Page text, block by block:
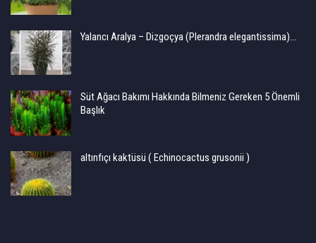
Yalancı Aralya – Dizgoçya (Plerandra elegantissima)…
Süt Ağacı Bakımı Hakkında Bilmeniz Gereken 5 Önemli
Başlık
altınfıçı kaktüsü ( Echinocactus grusonii )